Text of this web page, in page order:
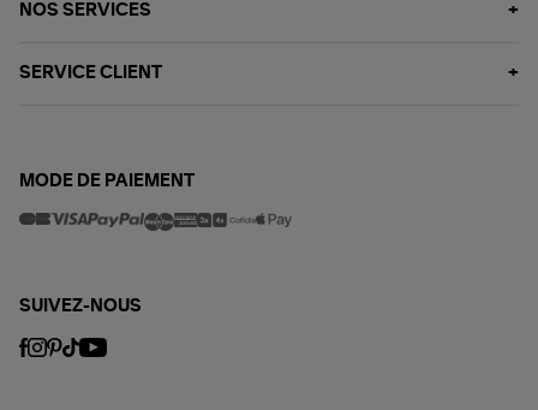
NOS SERVICES
SERVICE CLIENT
MODE DE PAIEMENT
SUIVEZ-NOUS